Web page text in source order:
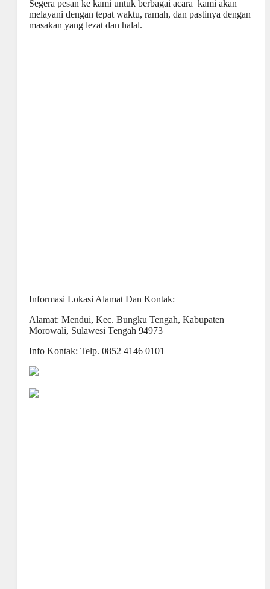
Segera pesan ke kami untuk berbagai acara kami akan
melayani dengan tepat waktu, ramah, dan pastinya dengan
masakan yang lezat dan halal.
Informasi Lokasi Alamat Dan Kontak:
Alamat: Mendui, Kec. Bungku Tengah, Kabupaten
Morowali, Sulawesi Tengah 94973
Info Kontak: Telp. 0852 4146 0101